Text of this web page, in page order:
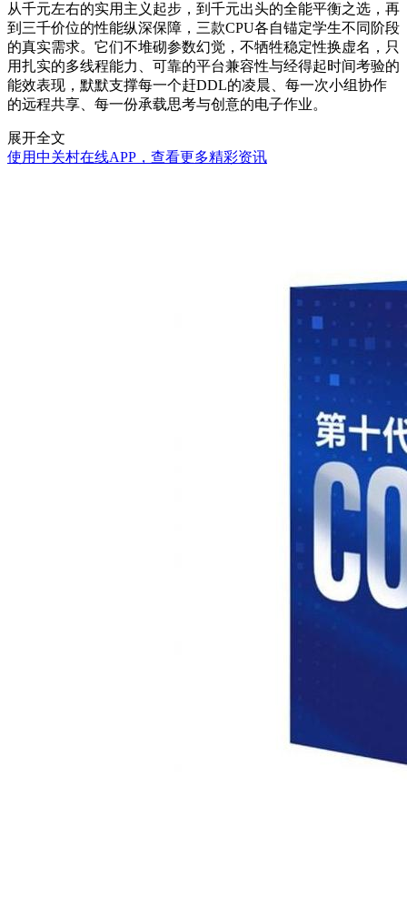
从千元左右的实用主义起步，到千元出头的全能平衡之选，再
到三千价位的性能纵深保障，三款CPU各自锚定学生不同阶段
的真实需求。它们不堆砌参数幻觉，不牺牲稳定性换虚名，只
用扎实的多线程能力、可靠的平台兼容性与经得起时间考验的
能效表现，默默支撑每一个赶DDL的凌晨、每一次小组协作
的远程共享、每一份承载思考与创意的电子作业。
展开全文
使用中关村在线APP，查看更多精彩资讯